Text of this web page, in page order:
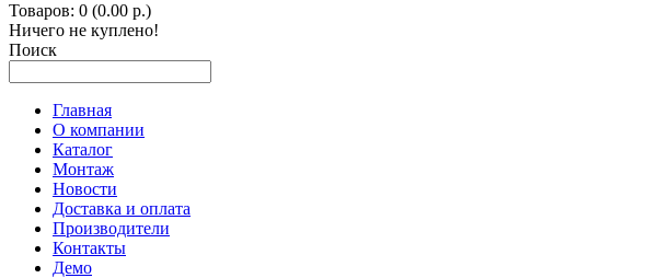
Товаров: 0 (0.00 р.)
Ничего не куплено!
Поиск
Главная
О компании
Каталог
Монтаж
Новости
Доставка и оплата
Производители
Контакты
Демо